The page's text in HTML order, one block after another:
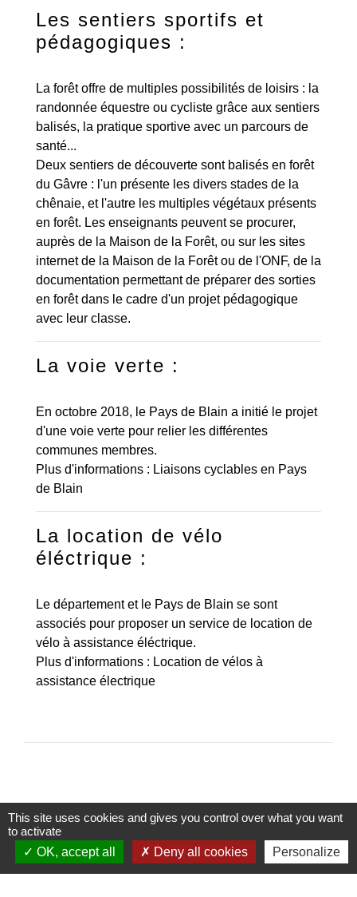
Les sentiers sportifs et
pédagogiques :
La forêt offre de multiples possibilités de loisirs : la
randonnée équestre ou cycliste grâce aux sentiers
balisés, la pratique sportive avec un parcours de
santé...
Deux sentiers de découverte sont balisés en forêt
du Gâvre : l'un présente les divers stades de la
chênaie, et l'autre les multiples végétaux présents
en forêt. Les enseignants peuvent se procurer,
auprès de la Maison de la Forêt, ou sur les sites
internet de la Maison de la Forêt ou de l'ONF, de la
documentation permettant de préparer des sorties
en forêt dans le cadre d'un projet pédagogique
avec leur classe.
La voie verte :
En octobre 2018, le Pays de Blain a initié le projet
d'une voie verte pour relier les différentes
communes membres.
Plus d'informations : Liaisons cyclables en Pays
de Blain
La location de vélo
éléctrique :
Le département et le Pays de Blain se sont
associés pour proposer un service de location de
vélo à assistance éléctrique.
Plus d'informations : Location de vélos à
assistance électrique
Commune du Gâvre
20 Grande rue
This site uses cookies and gives you control over what you want
to activate
OK, accept all
Deny all cookies Personalize